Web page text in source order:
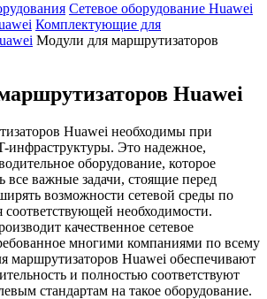
Сетевое оборудование Huawei
Комплектующие для
Модули для маршрутизаторов
Huawei
Huawei необходимы при
инфраструктуры. Это надежное,
оборудование, которое
все важные задачи, стоящие перед
возможности сетевой среды по
соответствующей необходимости.
качественное сетевое
многими компаниями по всему
маршрутизаторов Huawei обеспечивают
и полностью соответствуют
стандартам на такое оборудование.